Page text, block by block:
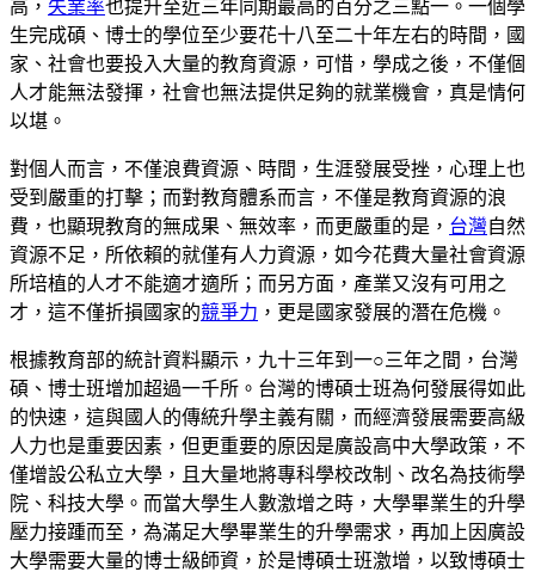
高， 失業率也提升至近三年同期最高的百分之三點一。一個學
生完成碩、博士的學位至少要花十八至二十年左右的時間，國
家、社會也要投入大量的教育資源，可惜，學成之後，不僅個
人才能無法發揮，社會也無法提供足夠的就業機會，真是情何
以堪。
對個人而言，不僅浪費資源、時間，生涯發展受挫，心理上也
受到嚴重的打擊；而對教育體系而言，不僅是教育資源的浪
費，也顯現教育的無成果、無效率，而更嚴重的是， 台灣自然
資源不足，所依賴的就僅有人力資源，如今花費大量社會資源
所培植的人才不能適才適所；而另方面，產業又沒有可用之
才，這不僅折損國家的競爭力 ，更是國家發展的潛在危機。
根據教育部的統計資料顯示，九十三年到一○三年之間，台灣
碩、博士班增加超過一千所。台灣的博碩士班為何發展得如此
的快速，這與國人的傳統升學主義有關，而經濟發展需要高級
人力也是重要因素，但更重要的原因是廣設高中大學政策，不
僅增設公私立大學，且大量地將專科學校改制、改名為技術學
院、科技大學。而當大學生人數激增之時，大學畢業生的升學
壓力接踵而至，為滿足大學畢業生的升學需求，再加上因廣設
大學需要大量的博士級師資，於是博碩士班激增，以致博碩士